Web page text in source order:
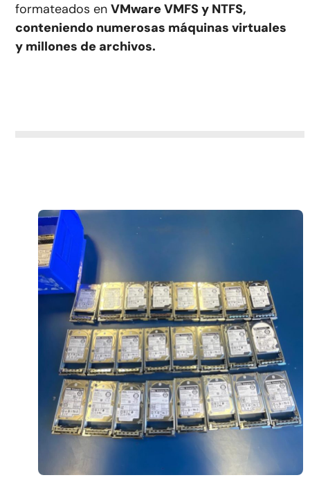
formateados enVMware VMFS y NTFS,
conteniendo numerosas máquinas virtuales
y millones de archivos.